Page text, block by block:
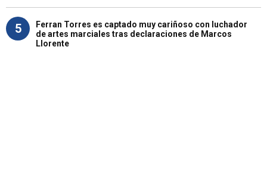
5
Ferran Torres es captado muy cariñoso con luchador
de artes marciales tras declaraciones de Marcos
Llorente